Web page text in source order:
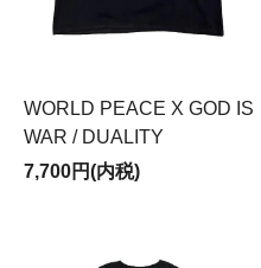
WORLD PEACE X GOD IS
WAR / DUALITY
7,700円(内税)